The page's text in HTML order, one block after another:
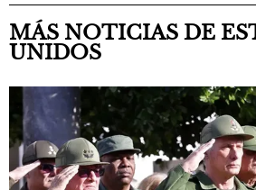
MÁS NOTICIAS DE
UNIDOS